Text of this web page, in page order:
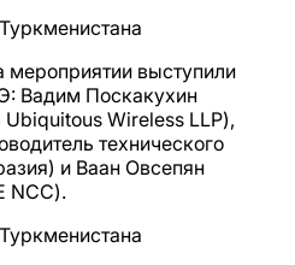
мероприятии выступили
Вадим Поскакухин
Wireless LLP),
технического
и Ваан Овсепян
NCC).